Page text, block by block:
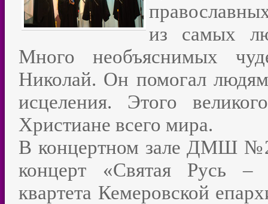
из самых
Много необъяснимых
Николай. Он помогал
исцеления. Этого
Христиане всего мира.
В концертном зале ДМШ
концерт «Святая Русь –
квартета Кемеровской